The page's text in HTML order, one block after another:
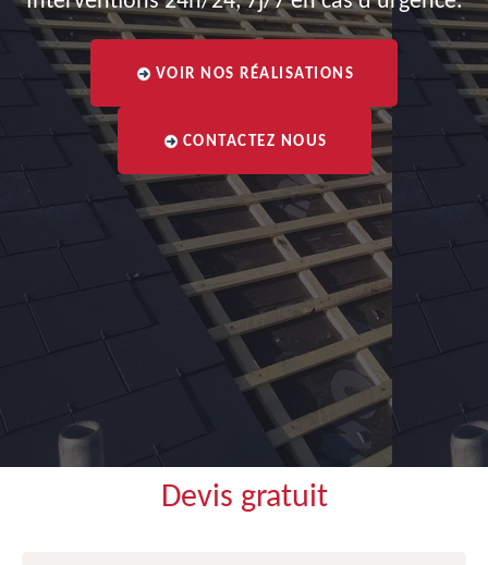
VOIR NOS RÉALISATIONS
CONTACTEZ NOUS
Devis gratuit